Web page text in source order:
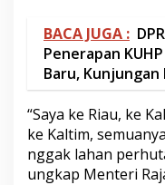
BACA JUGA :
Penerapan
Baru, Kunjungan
“Saya ke Riau, ke
ke Kaltim,
nggak lahan
ungkap Menteri